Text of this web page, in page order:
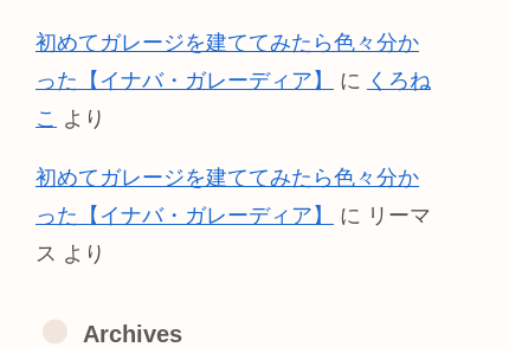
初めてガレージを建ててみたら色々分か
った【イナバ・ガレーディア】
に くろね
こ より
初めてガレージを建ててみたら色々分か
った【イナバ・ガレーディア】
に リーマ
ス より
Archives